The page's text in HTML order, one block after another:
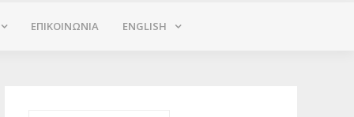
ΕΠΙΚΟΙΝΩΝΙΑ ΕNGLISH